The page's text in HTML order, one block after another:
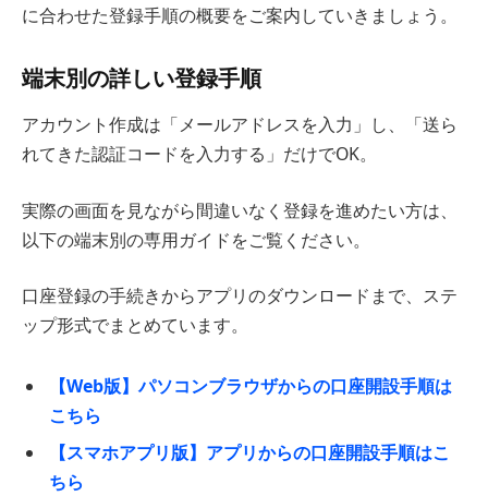
に合わせた登録手順の概要をご案内していきましょう。
端末別の詳しい登録手順
アカウント作成は「メールアドレスを入力」し、「送ら
れてきた認証コードを入力する」だけでOK。
実際の画面を見ながら間違いなく登録を進めたい方は、
以下の端末別の専用ガイドをご覧ください。
口座登録の手続きからアプリのダウンロードまで、ステ
ップ形式でまとめています。
【Web版】パソコンブラウザからの口座開設手順は
こちら
【スマホアプリ版】アプリからの口座開設手順はこ
ちら